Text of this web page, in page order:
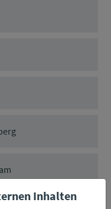
Inhalten